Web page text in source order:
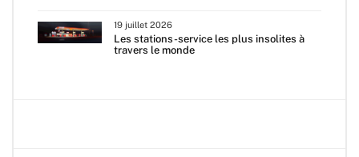
19 juillet 2026
Les stations-service les plus insolites à
travers le monde